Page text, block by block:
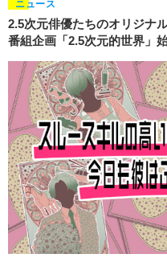
ゲーム
海外イベント
俳優・タレント
ビジネス
アニメ
書評
ゲーム
動画
アニメ
アニメ！アニメ！TV
連載・コラム
2.5次元俳優たちのオリジナ
番組企画「2.5次元的世界」
ニュース